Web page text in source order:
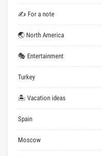
✍ For a note
🌏 North America
🎭 Entertainment
Turkey
🏝 Vacation ideas
Spain
Moscow